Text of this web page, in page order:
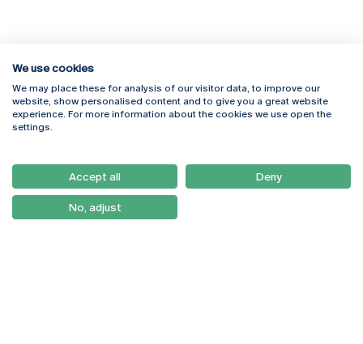
Rua Diogo Botelho 1327
4169-005 Porto
+351 226 196 240
Campus Online
Webmail
Como Chegar
Newsletter
We use cookies
We may place these for analysis of our visitor data, to improve our
website, show personalised content and to give you a great website
experience. For more information about the cookies we use open the
settings.
Accept all Deny
No, adjust